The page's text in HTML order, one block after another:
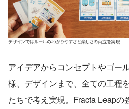
アイデアからコンセプトやゴー
様、デザインまで、全ての工程
たちで考え実現。Fracta Leapの